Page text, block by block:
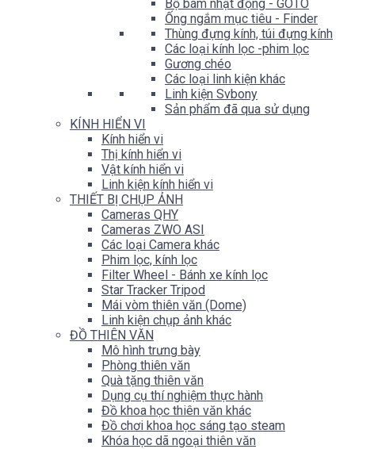
Bộ bám nhật động - GOTO
Ống ngắm mục tiêu - Finder
Thùng đựng kính, túi đựng kính
Các loại kính lọc -phim lọc
Gương chéo
Các loại linh kiện khác
Linh kiện Svbony
Sản phẩm đã qua sử dụng
KÍNH HIỂN VI
Kính hiển vi
Thị kính hiển vi
Vật kính hiển vi
Linh kiện kính hiển vi
THIẾT BỊ CHỤP ẢNH
Cameras QHY
Cameras ZWO ASI
Các loại Camera khác
Phim lọc, kính lọc
Filter Wheel - Bánh xe kính lọc
Star Tracker Tripod
Mái vòm thiên văn (Dome)
Linh kiện chụp ảnh khác
ĐỒ THIÊN VĂN
Mô hình trưng bày
Phòng thiên văn
Quà tặng thiên văn
Dụng cụ thí nghiệm thực hành
Đồ khoa học thiên văn khác
Đồ chơi khoa học sáng tạo steam
Khóa học dã ngoại thiên văn